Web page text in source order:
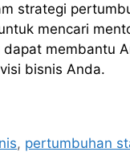
strategi
mencari
dapat membantu
bisnis Anda.
, pertumbuhan